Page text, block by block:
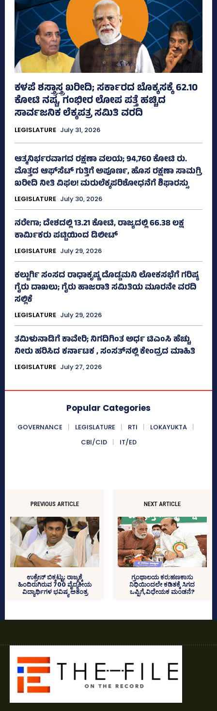
ಕಳಪೆ ಶಸ್ತ್ರಾಸ್ತ್ರ ಖರೀದಿ; ಸರ್ಕಾರದ ಬೊಕ್ಕಸಕ್ಕೆ 62.10
ಕೋಟಿ ನಷ್ಟ, ಗಂಭೀರ ಲೋಪ ಪತ್ತೆ ಹಚ್ಚಿದ
ಸಾರ್ವಜನಿಕ ಲೆಕ್ಕಪತ್ರ ಸಮಿತಿ ವರದಿ
LEGISLATURE July 31, 2026
ಆತ್ಮನಿರ್ಭರವಾಗದ ರಕ್ಷಣಾ ವಲಯ; 94,760 ಕೋಟಿ ರು.
ಮೊತ್ತದ ಆಫ್‌ಸೆಟ್ ಗುತ್ತಿಗೆ ಅಪೂರ್ಣ, ಹೊಸ ರಕ್ಷಣಾ ಸಾಮಗ್ರಿ
ಖರೀದಿ ನೀತಿ ವಿಫಲ! ಮರುಲೆಕ್ಕಪರಿಶೋಧನೆಗೆ ಶಿಫಾರಸ್ಸು
LEGISLATURE July 30, 2026
ನರೇಗಾ; ದೇಶದಲ್ಲಿ 13.21 ಕೋಟಿ, ರಾಜ್ಯದಲ್ಲಿ 66.38 ಲಕ್ಷ
ಕಾರ್ಮಿಕರು ಪಟ್ಟಿಯಿಂದ ಡಿಲೀಟ್
LEGISLATURE July 29, 2026
ಕಲ್ಬುರ್ಗಿ ಸಂಸದ ರಾಧಾಕೃಷ್ಣ ದೊಡ್ಡಮನಿ ಲೋಕಸಭೆಗೆ ಗರಿಷ್ಠ
ಗೈರು ದಾಖಲು; ಗೈರು ಹಾಜರಾತಿ ಸಮಿತಿಯ ಮೂರನೇ ವರದಿ
ಸಲ್ಲಿಕೆ
LEGISLATURE July 29, 2026
ತಮಿಳುನಾಡಿಗೆ ಕಾವೇರಿ; ನಿಗದಿಗಿಂತ ಅರ್ಧ ಟಿಎಂಸಿ ಹೆಚ್ಚು
ನೀರು ಹರಿಸಿದ ಕರ್ನಾಟಕ , ಸಂಸತ್‌ನಲ್ಲಿ ಕೇಂದ್ರದ ಮಾಹಿತಿ
LEGISLATURE July 27, 2026
Popular Categories
GOVERNANCE LEGISLATURE RTI
LOKAYUKTA
CBI/CID
IT/ED
PREVIOUS ARTICLE
ಉಕ್ರೇನ್‌ ಬಿಕ್ಕಟ್ಟು; ರಾಜ್ಯಕ್ಕೆ
ಹಿಂದಿರುಗಿರುವ 700 ವೈದ್ಯಕೀಯ
ವಿದ್ಯಾರ್ಥಿಗಳ ಭವಿಷ್ಯ ಅತಂತ್ರ
NEXT ARTICLE
ಗ್ರಂಥಾಲಯ ಕರ;ಹಣಕಾಸು
ನಿಧಿಯಿಂದಲೇ ಕಡಿತಕ್ಕೆ ಸಿಗದ
ಒಪ್ಪಿಗೆ,ವಿಧೇಯಕ ಮಂಡನೆ?